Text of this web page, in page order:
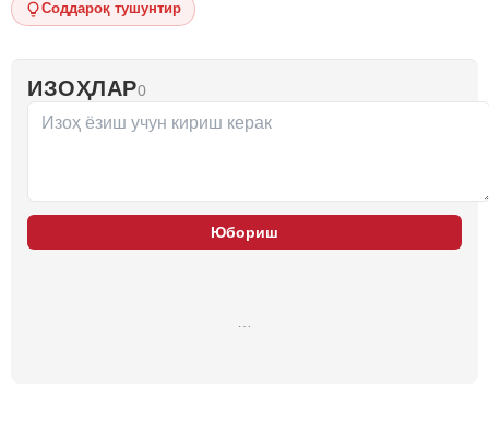
Соддароқ тушунтир
ИЗОҲЛАР0
Юбориш
…